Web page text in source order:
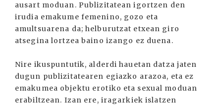
ausart moduan. Publizitatean igortzen den
irudia emakume femenino, gozo eta
amultsuarena da; helburutzat etxean giro
atsegina lortzea baino izango ez duena.
Nire ikuspuntutik, alderdi hauetan datza jaten
dugun publizitatearen egiazko arazoa, eta ez
emakumea objektu erotiko eta sexual moduan
erabiltzean. Izan ere, iragarkiek islatzen